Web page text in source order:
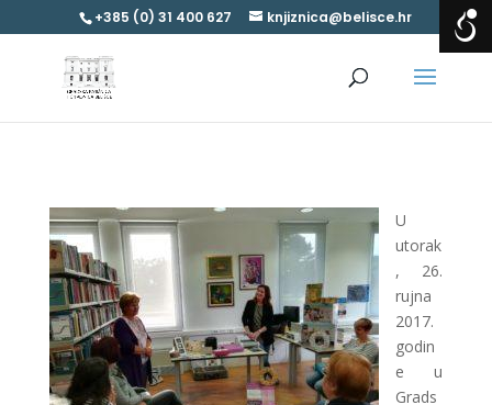
+385 (0) 31 400 627 knjiznica@belisce.hr
U
utorak
, 26.
rujna
2017.
godin
e u
Grads